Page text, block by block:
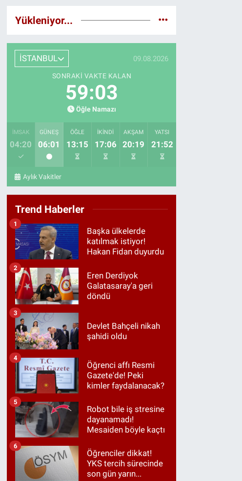
Yükleniyor...
İSTANBUL 09.08.2026
SONRAKI VAKTE KALAN
59:02
Öğle Namazı
İMSAK
04:20
GÜNEŞ
06:01
ÖĞLE
13:15
İKINDI
17:06
AKŞAM
20:19
YATSI
21:52
Aylık Vakitler
Trend Haberler
Başka ülkelerde
katılmak istiyor!
Hakan Fidan duyurdu
1
Eren Derdiyok
Galatasaray'a geri
döndü
2
Devlet Bahçeli nikah
şahidi oldu
3
Öğrenci affı Resmi
Gazete'de! Peki
kimler faydalanacak?
4
Robot bile iş stresine
dayanamadı!
Mesaiden böyle kaçtı
5
Öğrenciler dikkat!
YKS tercih sürecinde
son gün yarın...
6